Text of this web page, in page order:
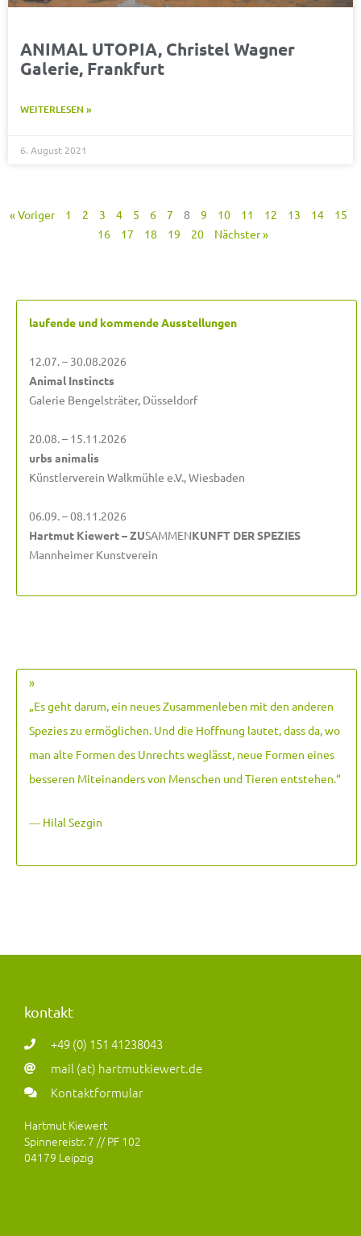
ANIMAL UTOPIA, Christel Wagner
Galerie, Frankfurt
WEITERLESEN »
6. August 2021
« Voriger 1 2 3 4 5 6 7 8 9 10 11 12 13 14
15
16
17 18 19 20 Nächster »
laufende und kommende Ausstellungen
12.07. – 30.08.2026
Animal Instincts
Galerie Bengelsträter, Düsseldorf
20.08. – 15.11.2026
urbs animalis
Künstlerverein Walkmühle e.V., Wiesbaden
06.09. – 08.11.2026
Hartmut Kiewert – ZUSAMMENKUNFT DER SPEZIES
Mannheimer Kunstverein
»
„Es geht darum, ein neues Zusammenleben mit den anderen
Spezies zu ermöglichen. Und die Hoffnung lautet, dass da, wo
man alte Formen des Unrechts weglässt, neue Formen eines
besseren Miteinanders von Menschen und Tieren entstehen.“
― Hilal Sezgin
kontakt
+49 (0) 151 41238043
mail (at) hartmutkiewert.de
Kontaktformular
Hartmut Kiewert
Spinnereistr. 7 // PF 102
04179 Leipzig